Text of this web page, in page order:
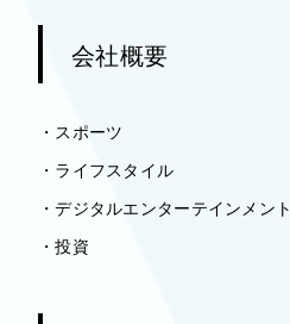
会社概要
・スポーツ
・ライフスタイル
・デジタルエンターテインメント
・投資